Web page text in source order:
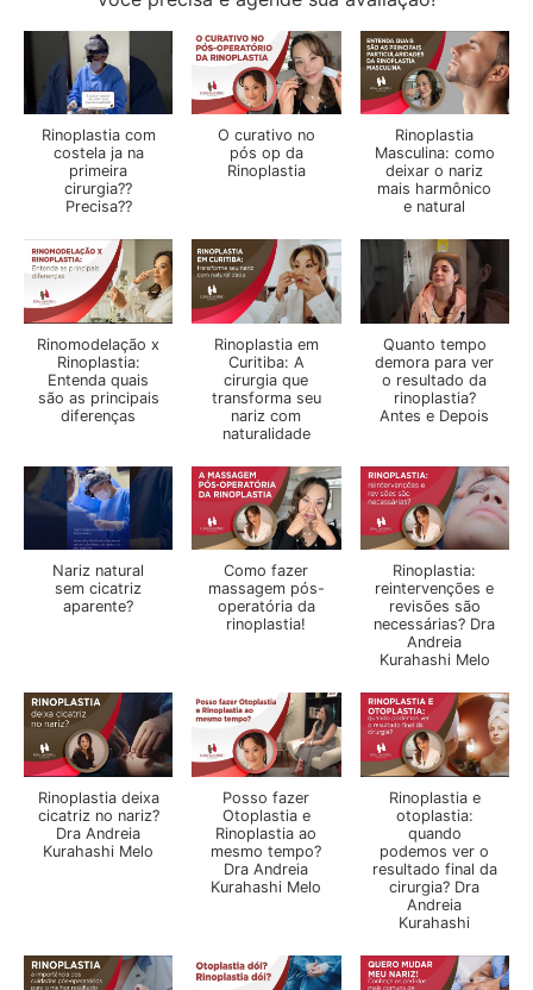
Rinoplastia com
costela ja na
primeira
cirurgia??
Precisa??
O curativo no
pós op da
Rinoplastia
Rinoplastia
Masculina: como
deixar o nariz
mais harmônico
e natural
Rinomodelação x
Rinoplastia:
Entenda quais
são as principais
diferenças
Rinoplastia em
Curitiba: A
cirurgia que
transforma seu
nariz com
naturalidade
Quanto tempo
demora para ver
o resultado da
rinoplastia?
Antes e Depois
Nariz natural
sem cicatriz
aparente?
Como fazer
massagem pós-
operatória da
rinoplastia!
Rinoplastia:
reintervenções e
revisões são
necessárias? Dra
Andreia
Kurahashi Melo
Rinoplastia deixa
cicatriz no nariz?
Dra Andreia
Kurahashi Melo
Posso fazer
Otoplastia e
Rinoplastia ao
mesmo tempo?
Dra Andreia
Kurahashi Melo
Rinoplastia e
otoplastia:
quando
podemos ver o
resultado final da
cirurgia? Dra
Andreia
Kurahashi